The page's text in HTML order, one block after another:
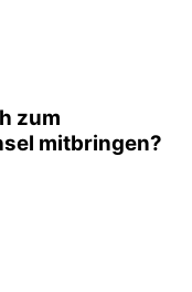
zum
mitbringen?